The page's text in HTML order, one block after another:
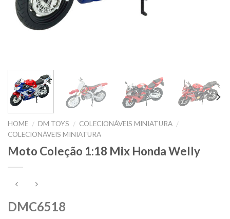
HOME / DM TOYS / COLECIONÁVEIS MINIATURA /
COLECIONÁVEIS MINIATURA
Moto Coleção 1:18 Mix Honda Welly
DMC6518